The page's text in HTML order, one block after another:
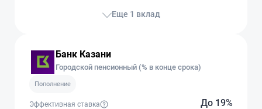
Еще 1 вклад
Банк Казани
Городской пенсионный (% в конце срока)
Пополнение
До 19%
Эффективная ставка